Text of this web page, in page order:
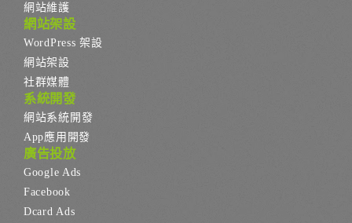
網站維護
網站架設
WordPress 架設
網站架設
社群媒體
系統開發
網站系統開發
App應用開發
廣告投放
Google Ads
Facebook
Dcard Ads